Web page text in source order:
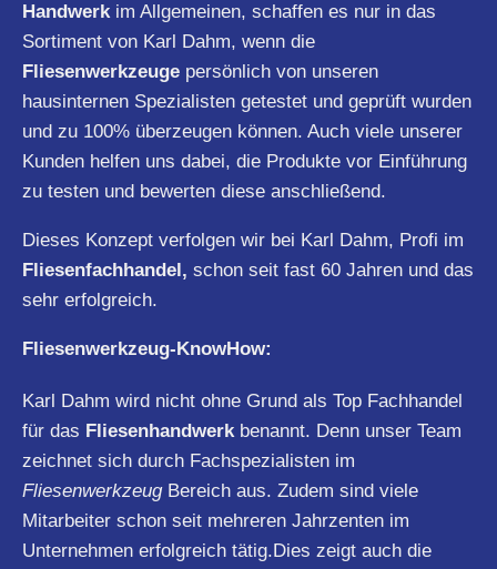
Handwerkim Allgemeinen, schaffen es nur in das
Sortiment von Karl Dahm, wenn die
Fliesenwerkzeuge persönlich von unseren
hausinternen Spezialisten getestet und geprüft wurden
und zu 100% überzeugen können. Auch viele unserer
Kunden helfen uns dabei, die Produkte vor Einführung
zu testen und bewerten diese anschließend.
Dieses Konzept verfolgen wir bei Karl Dahm, Profi im
Fliesenfachhandel, schon seit fast 60 Jahren und das
sehr erfolgreich.
Fliesenwerkzeug-KnowHow:
Karl Dahm wird nicht ohne Grund als Top Fachhandel
für das Fliesenhandwerkbenannt. Denn unser Team
zeichnet sich durch Fachspezialisten im
FliesenwerkzeugBereich aus. Zudem sind viele
Mitarbeiter schon seit mehreren Jahrzenten im
Unternehmen erfolgreich tätig.Dies zeigt auch die